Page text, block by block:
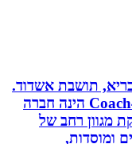
תושבת אשדוד.
בעלת Coach4Health, Coach4health הינה חברה
רחב של